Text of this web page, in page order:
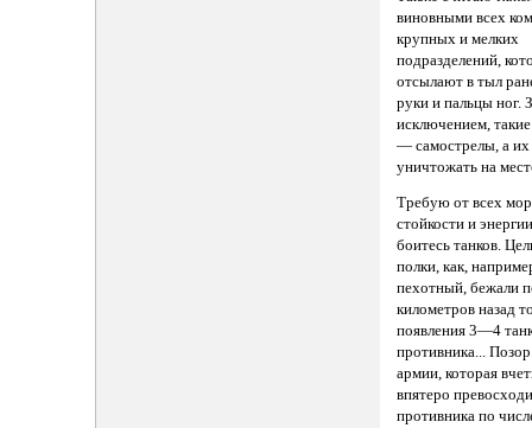
виновными всех
крупных и мелких
подразделений,
отсылают в тыл
руки и пальцы ног.
исключением,
— самострелы, а
уничтожать на
Требую от всех
стойкости и
боитесь танков.
полки, как,
пехотный, бежали
километров назад
появления 3—4
противника... Позор
армии, которая
впятеро
противника по